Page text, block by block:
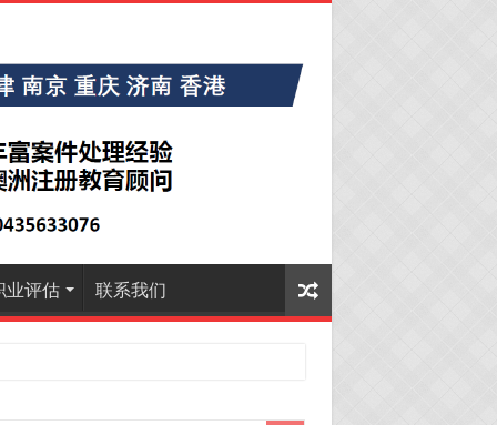
业评估 联系我们